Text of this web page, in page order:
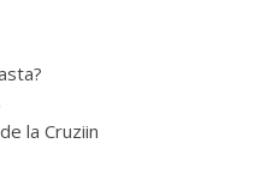
la Cruziin